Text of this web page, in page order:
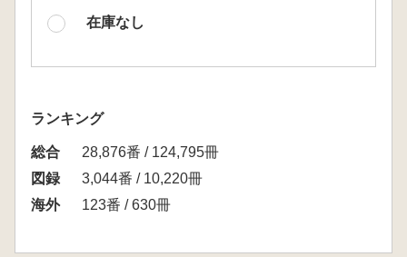
在庫なし
ランキング
総合
28,876番 / 124,795冊
図録
3,044番 / 10,220冊
海外
123番 / 630冊